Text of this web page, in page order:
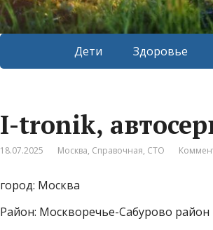
Дети Здоровье
I-tronik,
18.07.2025 Москва, Справочная, СТО
город: Москва
Район: Москворечье-Сабурово район